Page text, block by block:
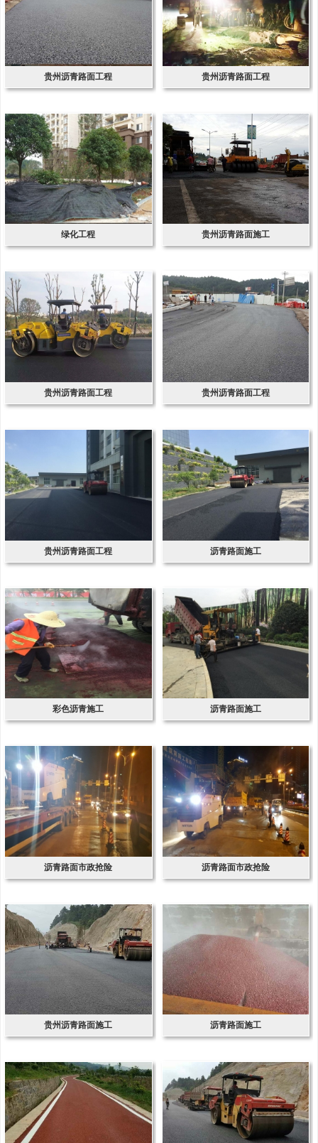
贵州沥青路面工程 贵州沥青路面工程
绿化工程 贵州沥青路面施工
贵州沥青路面工程 贵州沥青路面工程
贵州沥青路面工程 沥青路面施工
彩色沥青施工 沥青路面施工
沥青路面市政抢险 沥青路面市政抢险
贵州沥青路面施工 沥青路面施工